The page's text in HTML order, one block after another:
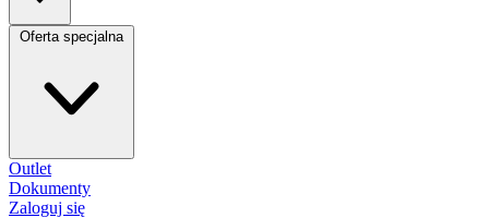
Oferta specjalna
Outlet
Dokumenty
Zaloguj się